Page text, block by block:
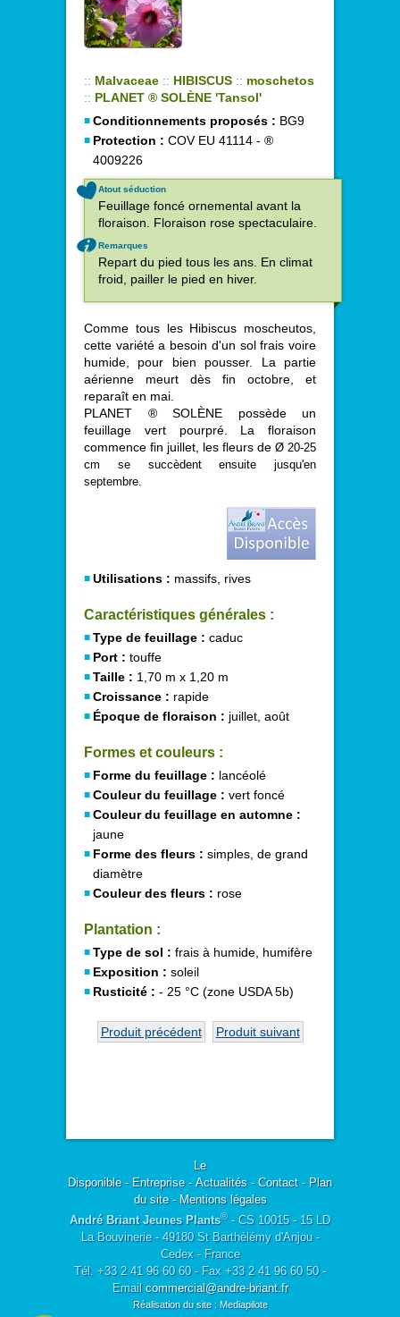
:: Malvaceae :: HIBISCUS :: moschetos
:: PLANET ® SOLÈNE 'Tansol'
Conditionnements proposés : BG9
Protection : COV EU 41114 - ®
4009226
Atout séduction
Feuillage foncé ornemental avant la
floraison. Floraison rose spectaculaire.
Remarques
Repart du pied tous les ans. En climat
froid, pailler le pied en hiver.
Comme tous les Hibiscus moscheutos,
cette variété a besoin d'un sol frais voire
humide, pour bien pousser. La partie
aérienne meurt dès fin octobre, et
reparaît en mai.
PLANET ® SOLÈNE possède un
feuillage vert pourpré. La floraison
commence fin juillet, les fleurs de Ø 20-25
cm se succèdent ensuite jusqu'en
septembre.
Utilisations : massifs, rives
Caractéristiques générales :
Type de feuillage : caduc
Port : touffe
Taille : 1,70 m x 1,20 m
Croissance : rapide
Époque de floraison : juillet, août
Formes et couleurs :
Forme du feuillage : lancéolé
Couleur du feuillage : vert foncé
Couleur du feuillage en automne :
jaune
Forme des fleurs : simples, de grand
diamètre
Couleur des fleurs : rose
Plantation :
Type de sol : frais à humide, humifère
Exposition : soleil
Rusticité : - 25 °C (zone USDA 5b)
Produit précédent Produit suivant
Le
Disponible- Entreprise- Actualités - Contact- Plan
du site- Mentions légales
André Briant Jeunes Plants®- CS 10015 - 15 LD
La Bouvinerie - 49180 St Barthélémy d'Anjou -
Cedex - France
Tél. +33 2 41 96 60 60 - Fax +33 2 41 96 60 50 -
Email commercial@andre-briant.fr
Réalisation du site : Mediapilote